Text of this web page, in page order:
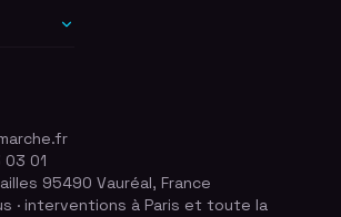
01
95490 Vauréal, France
· interventions à Paris et toute la